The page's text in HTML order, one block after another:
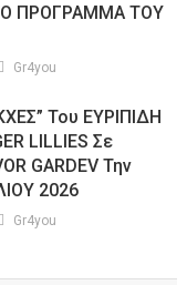
ΠΡΟΓΡΑΜΜΑ ΤΟΥ
Gr4you
Του ΕΥΡΙΠΙΔΗ
LILLIES Σε
GARDEV Την
2026
Gr4you